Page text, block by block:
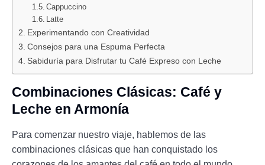
Cappuccino
Latte
Experimentando con Creatividad
Consejos para una Espuma Perfecta
Sabiduría para Disfrutar tu Café Expreso con Leche
Combinaciones Clásicas: Café y
Leche en Armonía
Para comenzar nuestro viaje, hablemos de las
combinaciones clásicas que han conquistado los